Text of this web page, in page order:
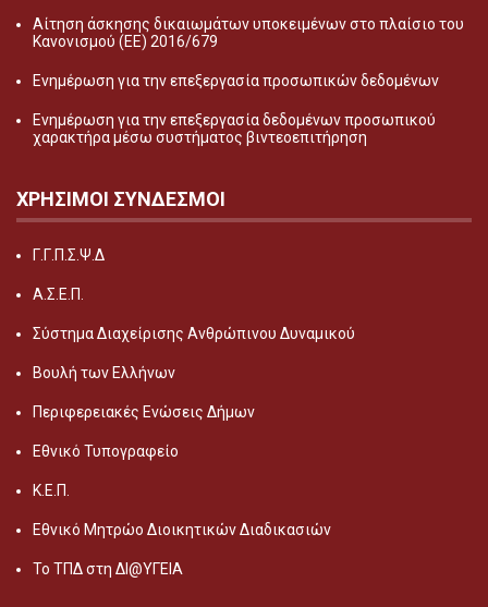
Αίτηση άσκησης δικαιωμάτων υποκειμένων στο πλαίσιο του
Κανονισμού (ΕΕ) 2016/679
Ενημέρωση για την επεξεργασία προσωπικών δεδομένων
Ενημέρωση για την επεξεργασία δεδομένων προσωπικού
χαρακτήρα μέσω συστήματος βιντεοεπιτήρηση
ΧΡΗΣΙΜΟΙ ΣΥΝΔΕΣΜΟΙ
Γ.Γ.Π.Σ.Ψ.Δ
Α.Σ.Ε.Π.
Σύστημα Διαχείρισης Ανθρώπινου Δυναμικού
Βουλή των Ελλήνων
Περιφερειακές Ενώσεις Δήμων
Εθνικό Τυπογραφείο
Κ.Ε.Π.
Εθνικό Μητρώο Διοικητικών Διαδικασιών
Το ΤΠΔ στη ΔΙ@ΥΓΕΙΑ